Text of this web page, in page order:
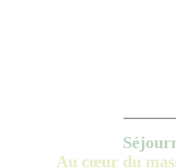
Au cœur du